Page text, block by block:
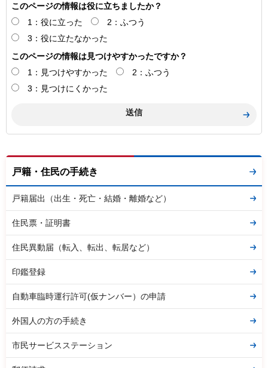
このページの情報は役に立ちましたか？
1：役に立った
2：ふつう
3：役に立たなかった
このページの情報は見つけやすかったですか？
1：見つけやすかった
2：ふつう
3：見つけにくかった
戸籍・住民の手続き
戸籍届出（出生・死亡・結婚・離婚など）
住民票・証明書
住民異動届（転入、転出、転居など）
印鑑登録
自動車臨時運行許可(仮ナンバー）の申請
外国人の方の手続き
市民サービスステーション